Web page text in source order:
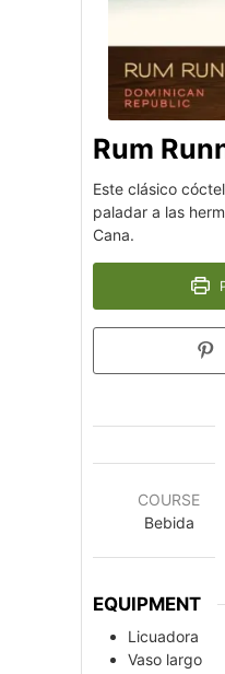
Rum
Este clásico
paladar a las
Cana.
COURSE
Bebida
EQUIPMENT
Licuadora
Vaso largo